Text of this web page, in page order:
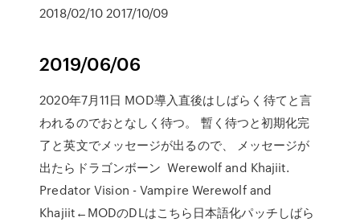
2018/02/10 2017/10/09
2019/06/06
2020年7月11日 MOD導入直後はしばらく待てと言
われるのでおとなしく待つ。 暫く待つと初期化完
了と英文でメッセージが出るので、 メッセージが
出たらドラゴンボーン Werewolf and Khajiit.
Predator Vision - Vampire Werewolf and
Khajiit←MODのDLはこちら日本語化パッチしばら